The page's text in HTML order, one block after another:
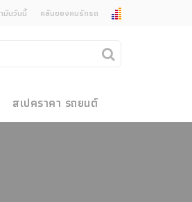
จ้งเตือนข่าวสารเมื่อมีการ
ใช่หรือไม่?
มันวันนี้ คลับของคนรักรถ
สเปคราคา รถยนต์